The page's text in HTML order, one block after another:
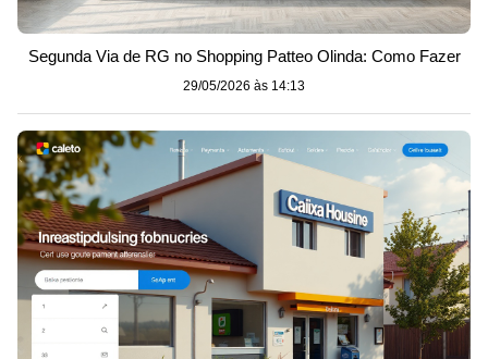
Segunda Via de RG no Shopping Patteo Olinda: Como Fazer
29/05/2026 às 14:13